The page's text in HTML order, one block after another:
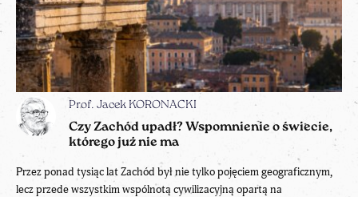
Prof. Jacek KORONACKI
Czy Zachód upadł? Wspomnienie o świecie,
którego już nie ma
Przez ponad tysiąc lat Zachód był nie tylko pojęciem geograficznym,
lecz przede wszystkim wspólnotą cywilizacyjną opartą na